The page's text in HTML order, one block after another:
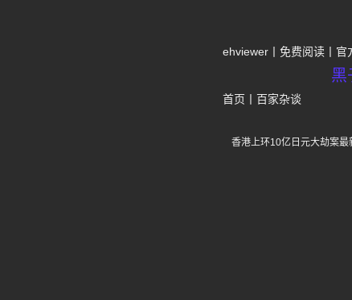
ehviewer 免费阅读 官
黑
首页 百家杂谈
香港上环10亿日元大劫案